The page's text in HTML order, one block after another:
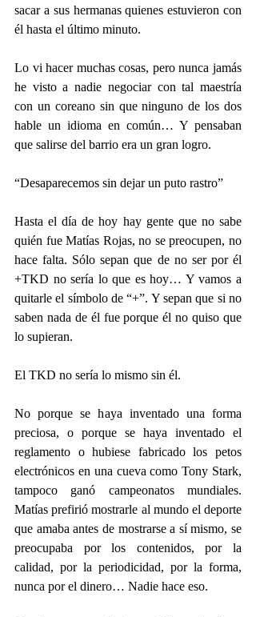
sacar a sus hermanas quienes estuvieron con
él hasta el último minuto.
Lo vi hacer muchas cosas, pero nunca jamás
he visto a nadie negociar con tal maestría
con un coreano sin que ninguno de los dos
hable un idioma en común… Y pensaban
que salirse del barrio era un gran logro.
“Desaparecemos sin dejar un puto rastro”
Hasta el día de hoy hay gente que no sabe
quién fue Matías Rojas, no se preocupen, no
hace falta. Sólo sepan que de no ser por él
+TKD no sería lo que es hoy… Y vamos a
quitarle el símbolo de “+”. Y sepan que si no
saben nada de él fue porque él no quiso que
lo supieran.
El TKD no sería lo mismo sin él.
No porque se haya inventado una forma
preciosa, o porque se haya inventado el
reglamento o hubiese fabricado los petos
electrónicos en una cueva como Tony Stark,
tampoco ganó campeonatos mundiales.
Matías prefirió mostrarle al mundo el deporte
que amaba antes de mostrarse a sí mismo, se
preocupaba por los contenidos, por la
calidad, por la periodicidad, por la forma,
nunca por el dinero… Nadie hace eso.